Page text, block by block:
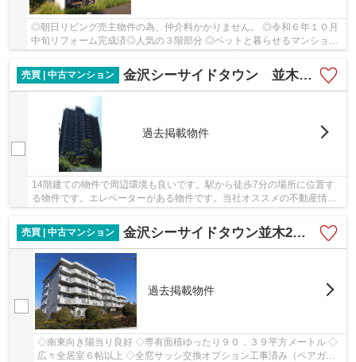
◎朝日リビング売主物件の為、仲介料かかりません。 ◎令和６年１０月
中旬リフォーム完成済◎人気の３階部分 ◎ペットと暮らせるマンション
売買 | 中古マンション
金沢シーサイドタウン 並木3丁目なぎさ団地
過去掲載物件
14階建ての物件で周辺環境も良いです。駅から徒歩7分の場所に位置す
る物件です。エレベーターがある物件です。当社オススメの不動産情報
をお求めになるなら、お電話やメールでのお問い...
売買 | 中古マンション
金沢シーサイドタウン並木2丁目第９住宅
過去掲載物件
◇南東向き陽当り良好 ◇専有面積ゆったり９０．３９平方メートル ◇
広々全居室６帖以上 ◇全窓サッシ交換オプション工事済み（ペアガラ